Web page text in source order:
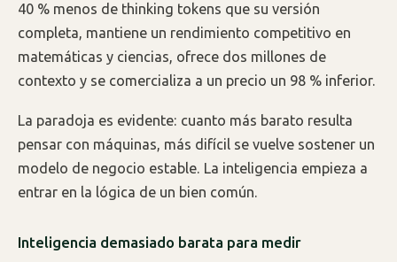
40 % menos de thinking tokens que su versión
completa, mantiene un rendimiento competitivo en
matemáticas y ciencias, ofrece dos millones de
contexto y se comercializa a un precio un 98 % inferior.
La paradoja es evidente: cuanto más barato resulta
pensar con máquinas, más difícil se vuelve sostener un
modelo de negocio estable. La inteligencia empieza a
entrar en la lógica de un bien común.
Inteligencia demasiado barata para medir